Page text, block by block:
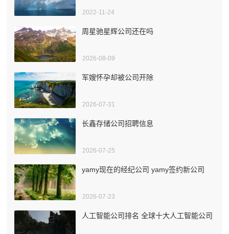
2022-11-24
周星驰星辉公司还在吗
2026-08-09
军嫂怀孕却被公司开除
2026-07-31
长鑫存储公司招聘信息
2026-07-25
yamy现在的经纪公司 yamy签约新公司
2026-07-23
人工智能公司排名 全球十大人工智能公司